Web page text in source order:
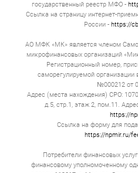
Классические
Суммы — от 1 000 до
хватает денег на
пенсионеры. МФО,
микрозаймы,
доступности.
Суммы — от 10 000 до
мес. до 1 г.
вы вносите одну и ту
задолженность по
Займы с обеспечением
государственный реестр МФО -
Ссылка на страницу интернет-
России - https://
АО МФК «МК» является членом
микрофинансовых организаций
Регистрационный номер,
саморегулируемой
№000212 от
Адрес (места нахождения) СРО:
д.5, стр.1, этаж 2, пом.11.
https://
Ссылка на форму для
https://npmir.ru/
Потребители финансовых
финансовому уполномоченному